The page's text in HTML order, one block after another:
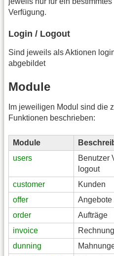
Verfügung.
Login / Logout
Sind jeweils als Aktionen
abgebildet
Module
Im jeweiligen Modul sind die
Funktionen beschrieben:
Module
users
Benutzer
logout
customer
Kunden
offer
Angebote
order
Aufträge
invoice
dunning